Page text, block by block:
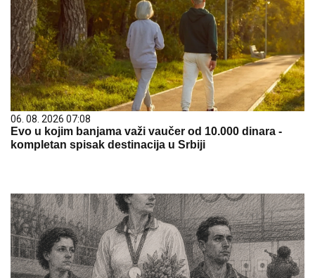
06. 08. 2026 07:08
Evo u kojim banjama važi vaučer od 10.000 dinara -
kompletan spisak destinacija u Srbiji